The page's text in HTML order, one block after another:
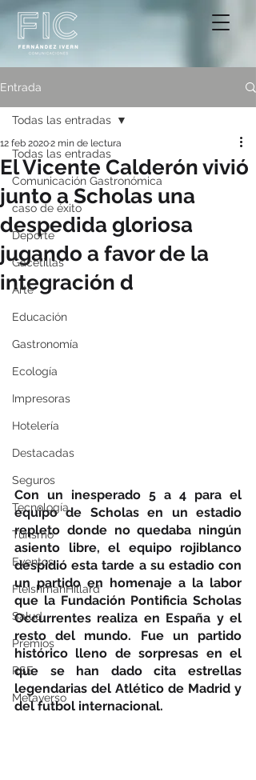
Entrada
Todas las entradas
Comunicación Gastronómica
caso de éxito
Deporte
Gacetillas
Arte
Educación
Gastronomía
Ecología
Impresoras
Hotelería
Destacadas
Seguros
Tecnología
Turismo
Eventos
FleishmanHillard
Salud
Premios
RSE
Metaverso
Todas las entradas
El Vicente Calderón vivió
junto a Scholas una
despedida gloriosa
jugando a favor de la
integración d
12 feb 20202 min de lectura
Con un inesperado 5 a 4 para el
equipo de Scholas en un estadio
repleto donde no quedaba ningún
asiento libre, el equipo rojiblanco
despidió esta tarde a su estadio con
un partido en homenaje a la labor
que la Fundación Pontificia Scholas
Occurrentes realiza en España y el
resto del mundo. Fue un partido
histórico lleno de sorpresas en el
que se han dado cita estrellas
legendarias del Atlético de Madrid y
del futbol internacional.